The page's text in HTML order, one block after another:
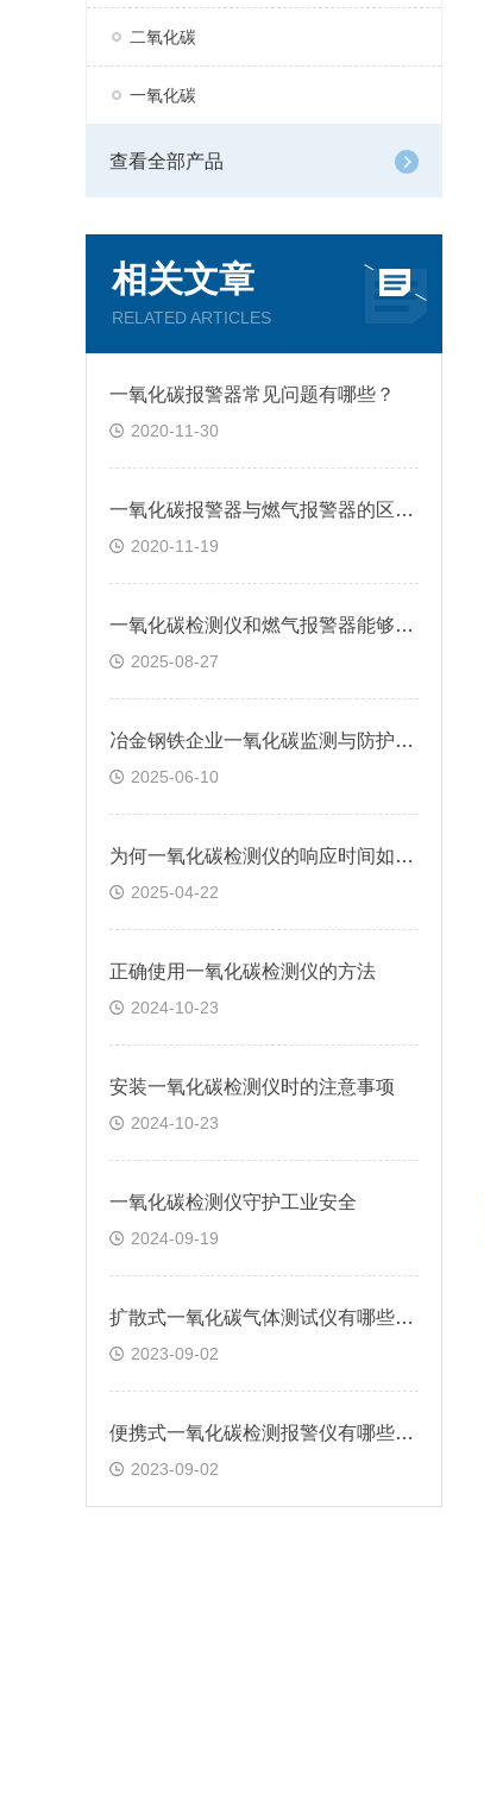
二氧化碳
一氧化碳
查看全部产品
相关文章
RELATED ARTICLES
一氧化碳报警器常见问题有哪些？
2020-11-30
一氧化碳报警器与燃气报警器的区别在哪里？
2020-11-19
一氧化碳检测仪和燃气报警器能够相互替代吗？
2025-08-27
冶金钢铁企业一氧化碳监测与防护系统详解
2025-06-10
为何一氧化碳检测仪的响应时间如此关键？其背后隐藏着哪些原因？
2025-04-22
正确使用一氧化碳检测仪的方法
2024-10-23
安装一氧化碳检测仪时的注意事项
2024-10-23
一氧化碳检测仪守护工业安全
2024-09-19
扩散式一氧化碳气体测试仪有哪些用途？
2023-09-02
便携式一氧化碳检测报警仪有哪些特点？
2023-09-02